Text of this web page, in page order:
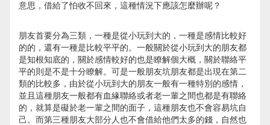
意思，借給了怕收不回來，這種情況下應該怎麼辦呢？
朋友首要分為三類，一種是從小玩到大的，一種是感情比較好
的的，還有一種是比較平平的。一般關於從小玩到大的朋友都
是知根知底的，關於感情較好的也是瞭解個大概，關於聯絡平
平的則是不是十分瞭解。可是一般朋友坑朋友都是出現在第二
類的比較多，由於從小玩到大的朋友一般有一種特別的感情，
並且這種朋友一般都有血緣聯絡或者老一輩之間也都是有聯絡
的，就算是礙於老一輩之間的面子，這種朋友也不會容易坑自
己。而第三種朋友大部分人也不會借給他們太多的錢，自然也